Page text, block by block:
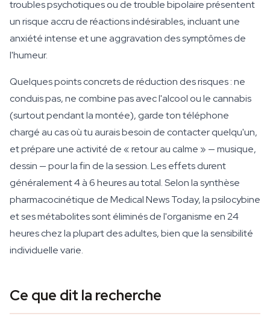
troubles psychotiques ou de trouble bipolaire présentent
un risque accru de réactions indésirables, incluant une
anxiété intense et une aggravation des symptômes de
l'humeur.
Quelques points concrets de réduction des risques : ne
conduis pas, ne combine pas avec l'alcool ou le cannabis
(surtout pendant la montée), garde ton téléphone
chargé au cas où tu aurais besoin de contacter quelqu'un,
et prépare une activité de « retour au calme » — musique,
dessin — pour la fin de la session. Les effets durent
généralement 4 à 6 heures au total. Selon la synthèse
pharmacocinétique de Medical News Today, la psilocybine
et ses métabolites sont éliminés de l'organisme en 24
heures chez la plupart des adultes, bien que la sensibilité
individuelle varie.
Ce que dit la recherche